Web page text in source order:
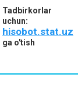
Tadbirkorlar
uchun:
hisobot.stat.uz
ga o'tish